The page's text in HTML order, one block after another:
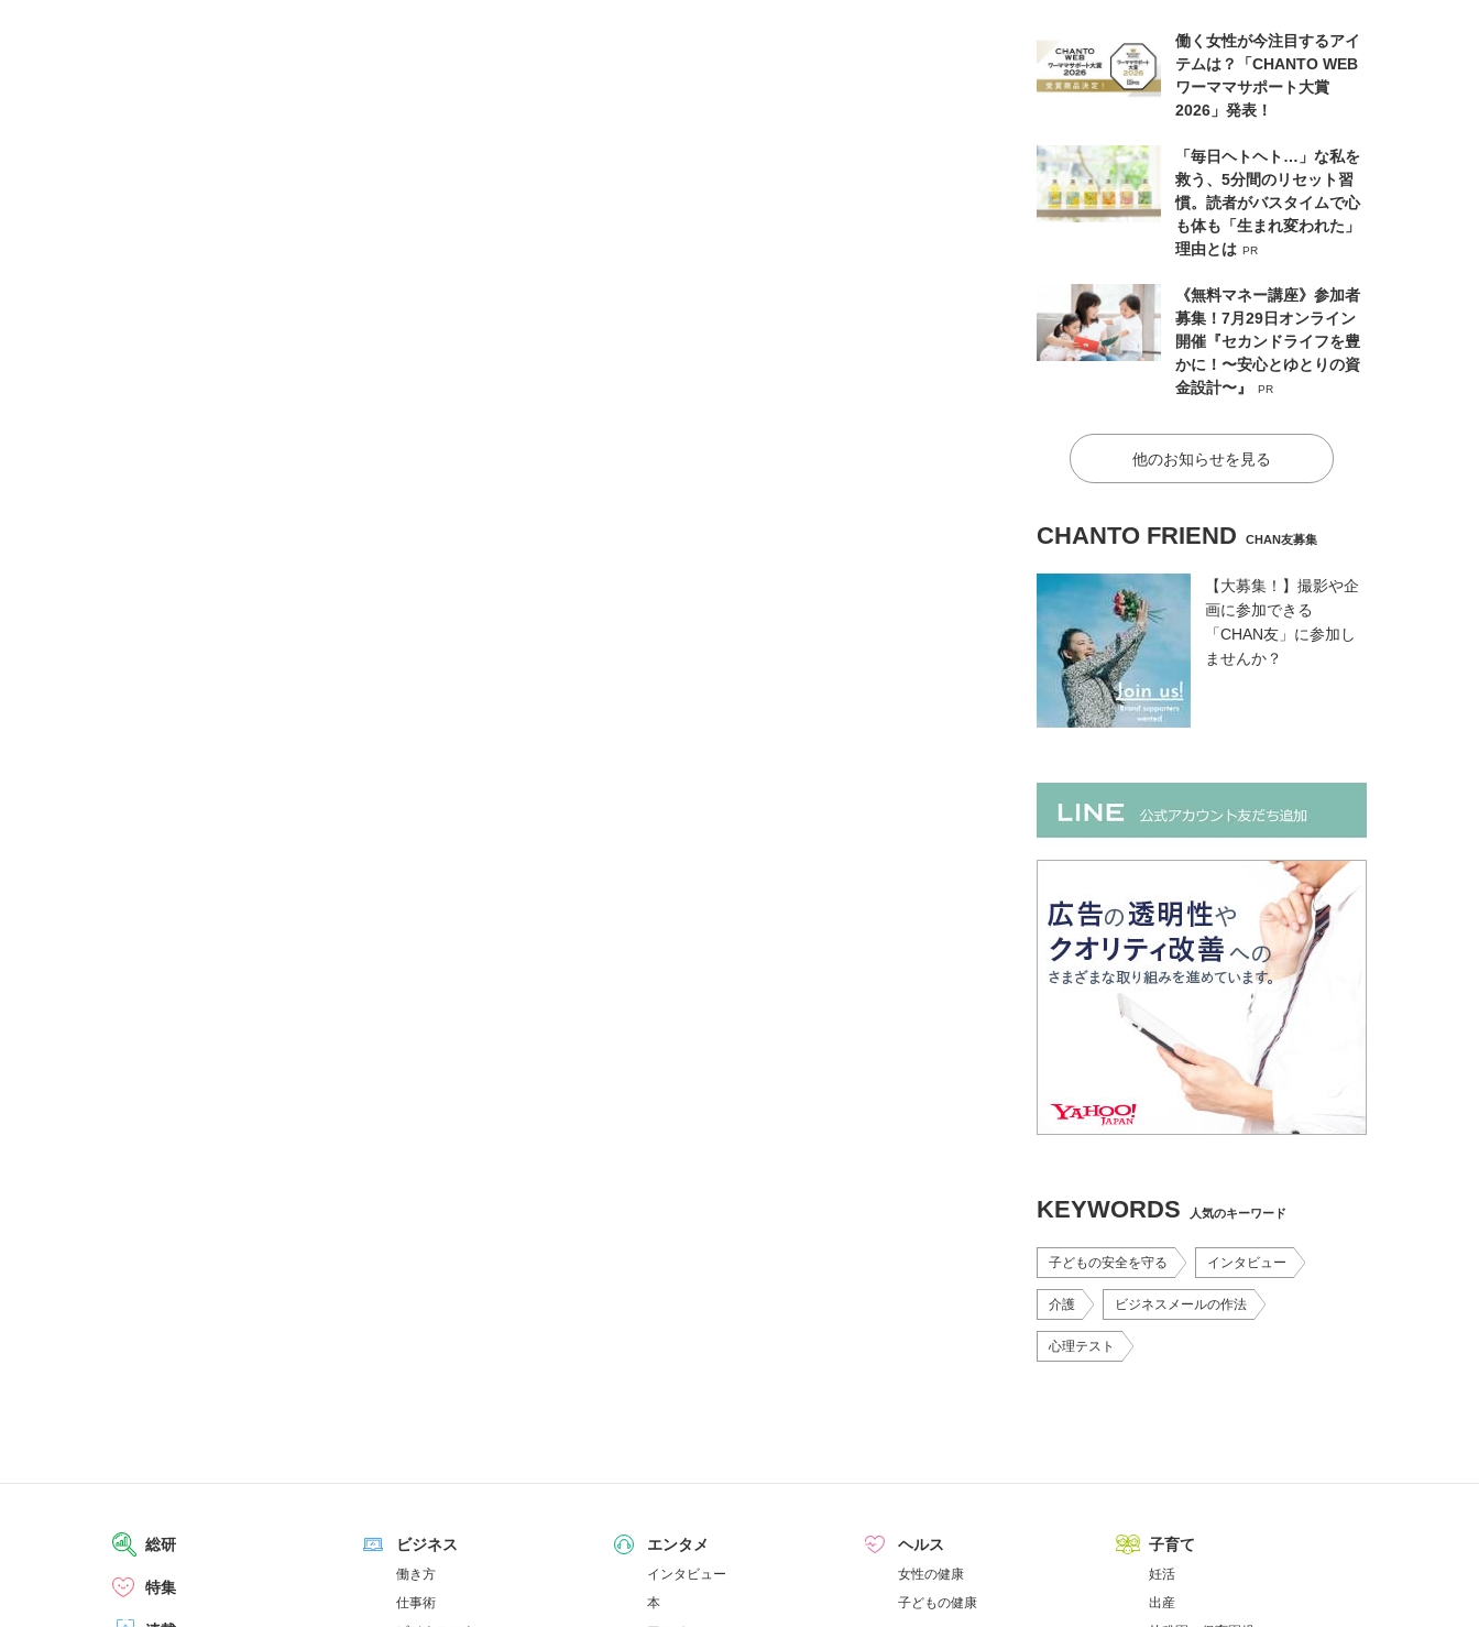
働く女性が今注目するアイ
テムは？「CHANTO WEB
ワーママサポート大賞
2026」発表！
「毎日ヘトヘト…」な私を
救う、5分間のリセット習
慣。読者がバスタイムで心
も体も「生まれ変われた」
理由とは PR
《無料マネー講座》参加者
募集！7月29日オンライン
開催『セカンドライフを豊
かに！〜安心とゆとりの資
金設計〜』
PR
他のお知らせを見る
CHANTO FRIEND CHAN友募集
【大募集！】撮影や企
画に参加できる
「CHAN友」に参加し
ませんか？
KEYWORDS 人気のキーワード
子どもの安全を守る インタビュー
介護 ビジネスメールの作法
心理テスト
総研
特集
ビジネス
働き方
仕事術
エンタメ
インタビュー
本
ヘルス
女性の健康
子どもの健康
子育て
妊活
出産